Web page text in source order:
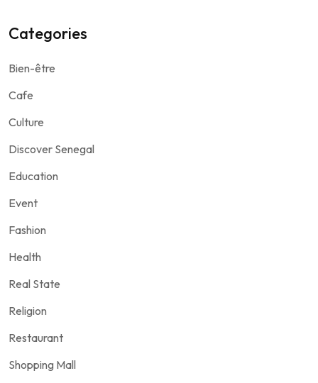
Categories
Bien-être
Cafe
Culture
Discover Senegal
Education
Event
Fashion
Health
Real State
Religion
Restaurant
Shopping Mall